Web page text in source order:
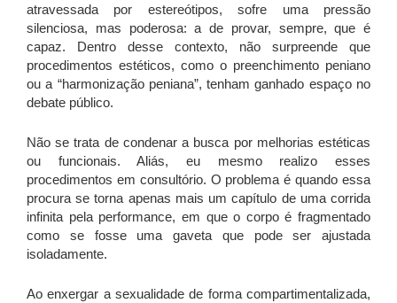
atravessada por estereótipos, sofre uma pressão
silenciosa, mas poderosa: a de provar, sempre, que é
capaz. Dentro desse contexto, não surpreende que
procedimentos estéticos, como o preenchimento peniano
ou a “harmonização peniana”, tenham ganhado espaço no
debate público.
Não se trata de condenar a busca por melhorias estéticas
ou funcionais. Aliás, eu mesmo realizo esses
procedimentos em consultório. O problema é quando essa
procura se torna apenas mais um capítulo de uma corrida
infinita pela performance, em que o corpo é fragmentado
como se fosse uma gaveta que pode ser ajustada
isoladamente.
Ao enxergar a sexualidade de forma compartimentalizada,